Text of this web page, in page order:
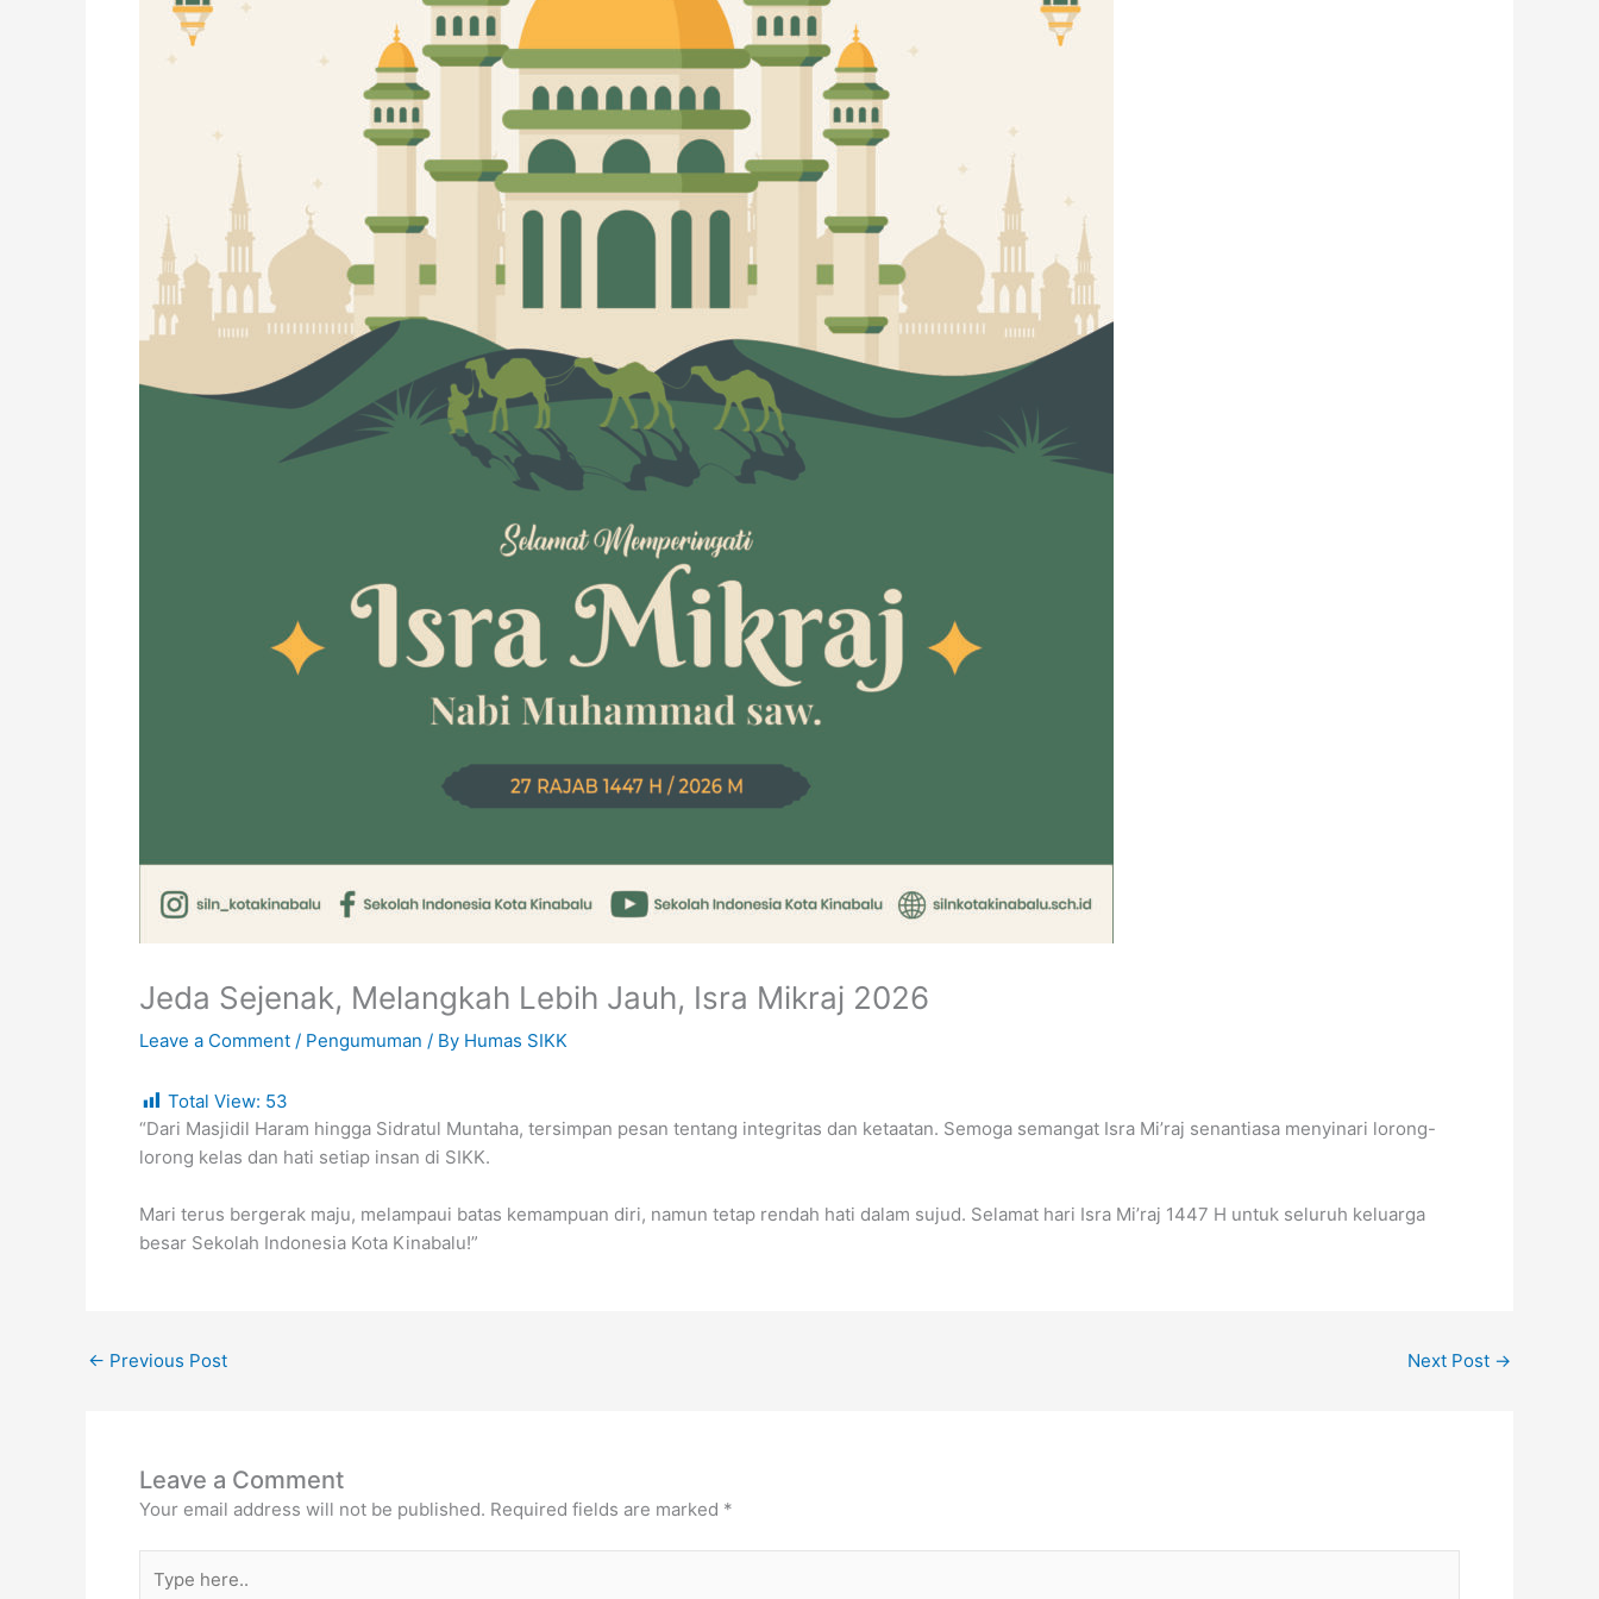
Jeda Sejenak, Melangkah Lebih Jauh, Isra Mikraj 2026
Leave a Comment / Pengumuman / By Humas SIKK
Total View: 53
“Dari Masjidil Haram hingga Sidratul Muntaha, tersimpan pesan tentang integritas dan ketaatan. Semoga semangat Isra Mi’raj senantiasa menyinari lorong-
lorong kelas dan hati setiap insan di SIKK.
Mari terus bergerak maju, melampaui batas kemampuan diri, namun tetap rendah hati dalam sujud. Selamat hari Isra Mi’raj 1447 H untuk seluruh keluarga
besar Sekolah Indonesia Kota Kinabalu!”
← Previous Post Next Post →
Leave a Comment
Your email address will not be published. Required fields are marked *
here..